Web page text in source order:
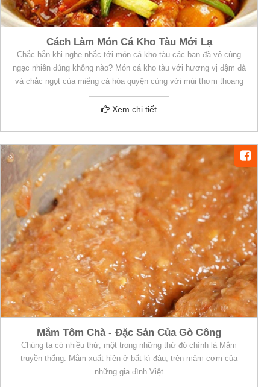
Cách Làm Món Cá Kho Tàu Mới Lạ
Chắc hẳn khi nghe nhắc tới món cá kho tàu các bạn đã vô cùng
ngạc nhiên đúng không nào? Món cá kho tàu với hương vị đậm đà
và chắc ngọt của miếng cá hòa quyện cùng với mùi thơm thoang
thoảng của những gia vị khác sẽ làm cho thực khách xao lòng khi
vừa thưởng thức.
Xem chi tiết
Mắm Tôm Chà - Đặc Sản Của Gò Công
Chúng ta có nhiều thứ, một trong những thứ đó chính là Mắm
truyền thống. Mắm xuất hiện ở bất kì đâu, trên mâm cơm của
những gia đình Việt